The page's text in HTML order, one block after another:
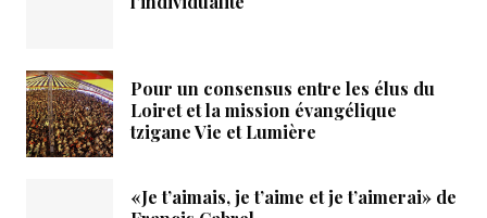
Pour un consensus entre les élus du
Loiret et la mission évangélique
tzigane Vie et Lumière
«Je t’aimais, je t’aime et je t’aimerai» de